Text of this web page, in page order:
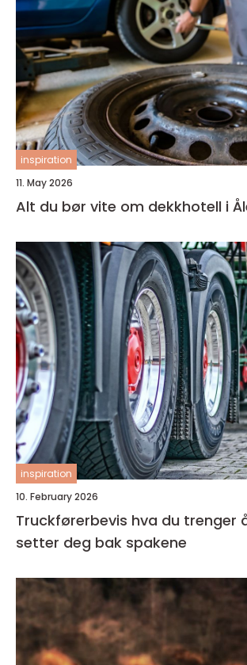
inspiration
11. May 2026
Alt du bør vite om dekkhotell i
inspiration
10. February 2026
Truckførerbevis hva du trenger å vite før du
setter deg bak spakene